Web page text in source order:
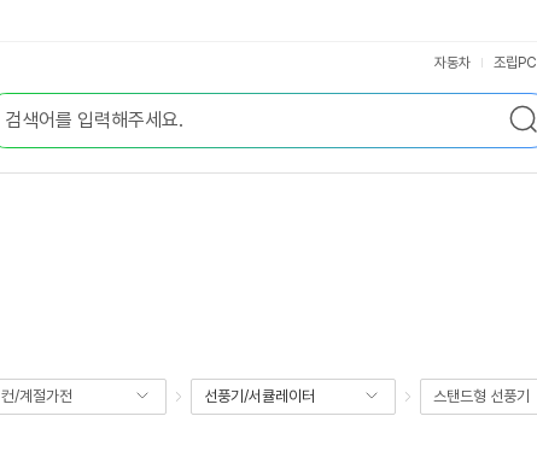
검
색
자동차 조립PC
/계절가전 선풍기/서큘레이터 스탠드형 선풍기